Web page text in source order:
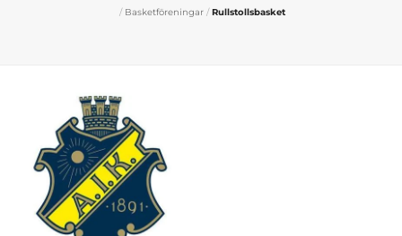
/ Basketföreningar / Rullstollsbasket